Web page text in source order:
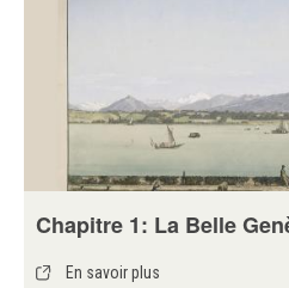
Chapitre 1: La Belle
En savoir plus